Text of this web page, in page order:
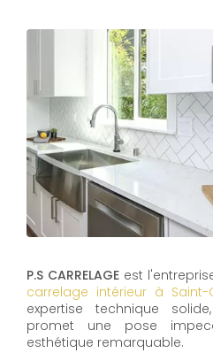
P.S CARRELAGE est
carrelage intérieur à Saint-
expertise technique
promet une pose
esthétique remarquable.